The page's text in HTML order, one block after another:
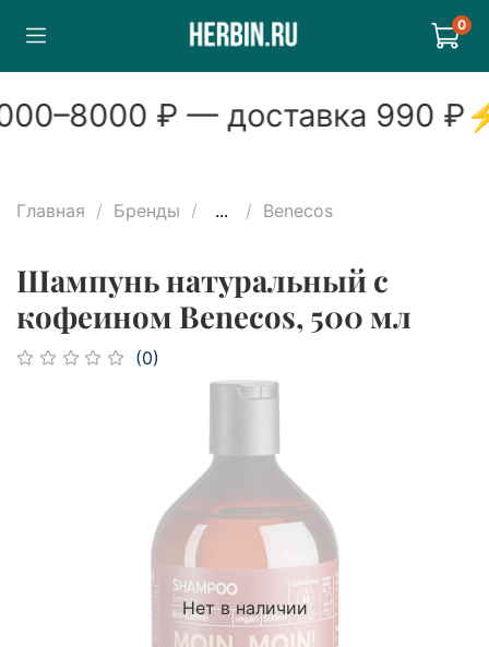
0
–8000₽ — доставка990₽
Главная Бренды ... Benecos
Шампунь натуральный с
кофеином Benecos, 500 мл
(0)
Нет в наличии